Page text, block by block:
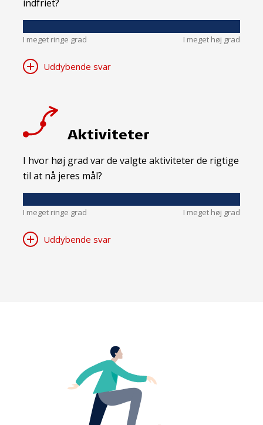
indfriet?
I meget ringe grad I meget høj grad
Uddybende svar
Aktiviteter
I hvor høj grad var de valgte aktiviteter de rigtige
til at nå jeres mål?
I meget ringe grad I meget høj grad
Uddybende svar